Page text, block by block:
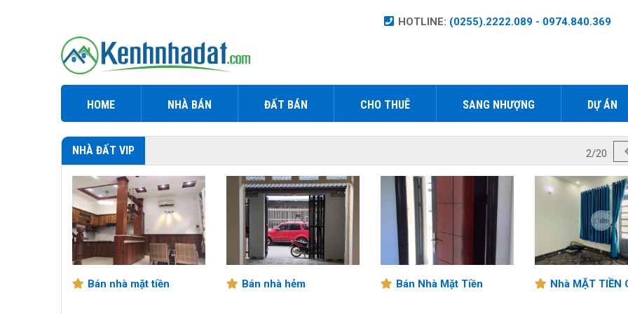
HOTLINE: (0255).2222.089 - 0974.840.369
HOME NHÀ BÁN ĐẤT BÁN CHO THUÊ SANG NHƯỢNG DỰ ÁN
NHÀ ĐẤT VIP
Bán nhà mặt tiền Bán nhà hẻm Bán Nhà Mặt Tiền Nhà MẶT TIỀN
2/20